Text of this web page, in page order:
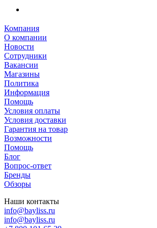
Компания
О компании
Новости
Сотрудники
Вакансии
Магазины
Политика
Информация
Помощь
Условия оплаты
Условия доставки
Гарантия на товар
Возможности
Помощь
Блог
Вопрос-ответ
Бренды
Обзоры
Наши контакты
info@bayliss.ru
info@bayliss.ru